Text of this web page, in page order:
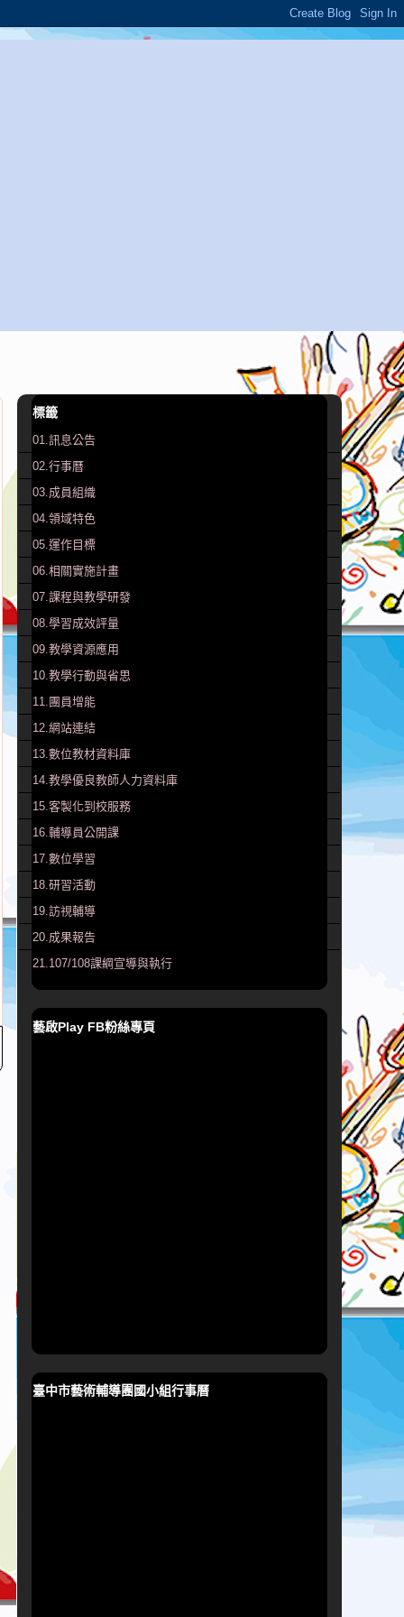
標籤
01.訊息公告
02.行事曆
03.成員組織
04.領域特色
05.運作目標
06.相關實施計畫
07.課程與教學研發
08.學習成效評量
09.教學資源應用
10.教學行動與省思
11.團員增能
12.網站連結
13.數位教材資料庫
14.教學優良教師人力資料庫
15.客製化到校服務
16.輔導員公開課
17.數位學習
18.研習活動
19.訪視輔導
20.成果報告
21.107/108課綱宣導與執行
藝啟Play FB粉絲專頁
臺中市藝術輔導團國小組行事曆